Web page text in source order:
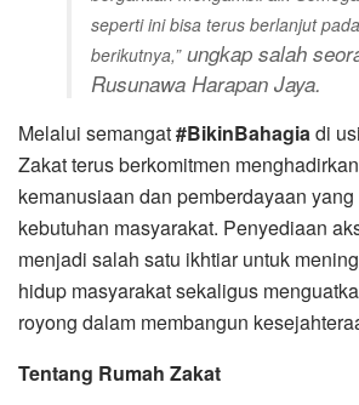
seperti ini bisa terus berlanjut
berikutnya,”ungkap salah
Rusunawa Harapan Jaya.
Melalui semangat#BikinBahagiadi
Zakat terus berkomitmen
kemanusiaan dan pemberdayaan
kebutuhan masyarakat. Penyediaan
menjadi salah satu ikhtiar untuk
hidup masyarakat sekaligus
royong dalam membangun
Tentang Rumah Zakat